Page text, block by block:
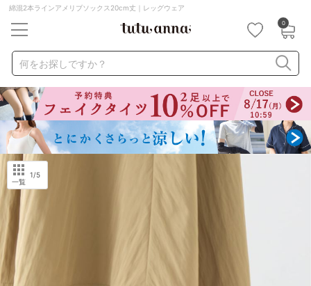
綿混2本ラインアメリブソックス20cm丈｜レッグウェア
0
何をお探しですか？
ナイトブラ ノンワイヤー 特盛ブラ
チューブトップ
折り畳み
パジャマ ストッキング
キャミソール
ルームウェア
カテゴリから探す
ライフスタイル
一覧
1/5